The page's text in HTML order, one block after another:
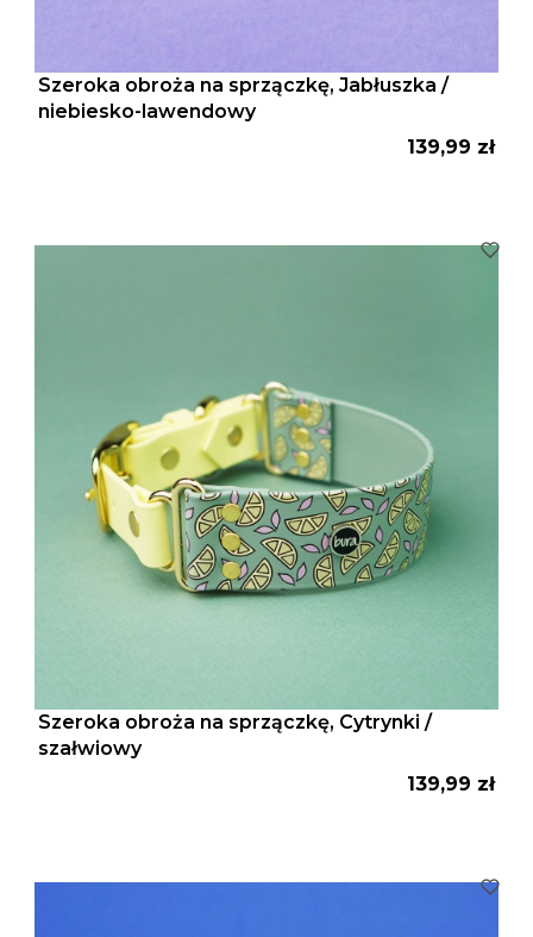
Szeroka obroża na sprzączkę, Jabłuszka /
niebiesko-lawendowy
Cena
139,99 zł
Szeroka obroża na sprzączkę, Cytrynki /
szałwiowy
Cena
139,99 zł